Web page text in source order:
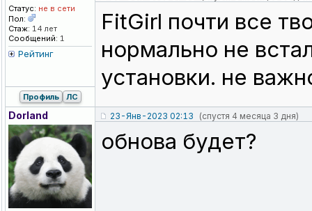
Статус: не в сети
Пол:
Стаж: 14 лет
Сообщений: 1
Рейтинг
FitGirl почти все
нормально не
установки. не
Профиль ЛС
Dorland 23-Янв-2023 02:13 (спустя 4 месяца 3 дня)
обнова будет?